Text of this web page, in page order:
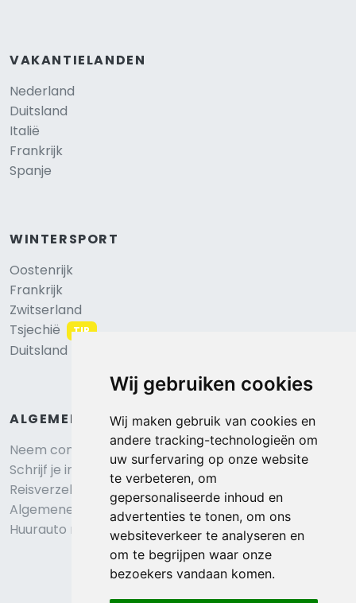
Wij gebruiken cookies
Wij maken gebruik van cookies en
andere tracking-technologieën om
uw surfervaring op onze website
te verbeteren, om
gepersonaliseerde inhoud en
advertenties te tonen, om ons
websiteverkeer te analyseren en
om te begrijpen waar onze
bezoekers vandaan komen.
VAKANTIELANDEN
Nederland
Duitsland
Italië
Frankrijk
Spanje
WINTERSPORT
Oostenrijk
Frankrijk
Zwitserland
Tsjechië
TIP
Duitsland
ALGEMEEN
Neem contact op
Schrijf je in voor onze nieuwsbrief
Reisverzekering afsluiten
Algemene voorwaarden
Huurauto reserveren